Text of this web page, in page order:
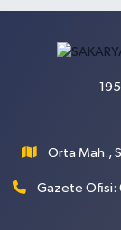
Orta Mah.,
Gazete Ofisi: